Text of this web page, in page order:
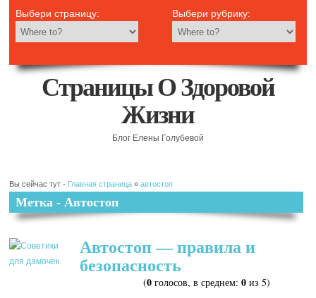
Выбери страницу: Выбери рубрику:
Страницы О Здоровой
Жизни
Блог Елены Голубевой
Вы сейчас тут - Главная страница »автостоп
Метка - Автостоп
Автостоп — правила и
безопасность
(0 голосов, в среднем:0 из 5)